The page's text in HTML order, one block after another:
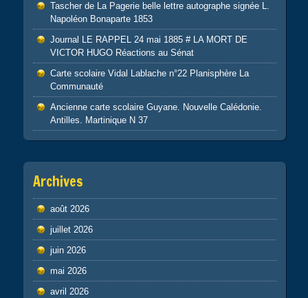
Tascher de La Pagerie belle lettre autographe signée L.
Napoléon Bonaparte 1853
Journal LE RAPPEL 24 mai 1885 # LA MORT DE
VICTOR HUGO Réactions au Sénat
Carte scolaire Vidal Lablache n°22 Planisphère La
Communauté
Ancienne carte scolaire Guyane. Nouvelle Calédonie.
Antilles. Martinique N 37
Archives
août 2026
juillet 2026
juin 2026
mai 2026
avril 2026